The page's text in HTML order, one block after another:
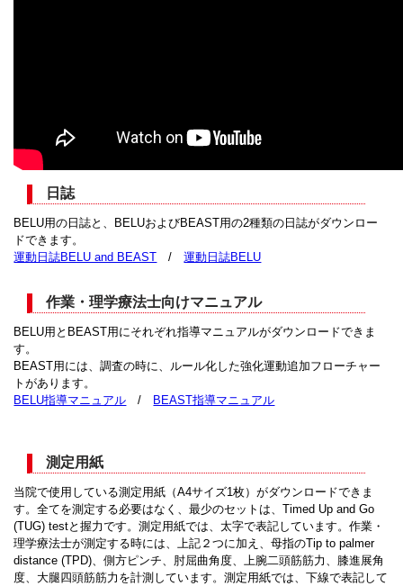
日誌
BELU用の日誌と、BELUおよびBEAST用の2種類の日誌がダウンロー
ドできます。
運動日誌BELU and BEAST /運動日誌BELU
作業・理学療法士向けマニュアル
BELU用とBEAST用にそれぞれ指導マニュアルがダウンロードできま
す。
BEAST用には、調査の時に、ルール化した強化運動追加フローチャー
トがあります。
BELU指導マニュアル / BEAST指導マニュアル
測定用紙
当院で使用している測定用紙（A4サイズ1枚）がダウンロードできま
す。全てを測定する必要はなく、最少のセットは、Timed Up and Go
(TUG) testと握力です。測定用紙では、太字で表記しています。作業・
理学療法士が測定する時には、上記２つに加え、母指のTip to palmer
distance (TPD)、側方ピンチ、肘屈曲角度、上腕二頭筋筋力、膝進展角
度、大腿四頭筋筋力を計測しています。測定用紙では、下線で表記して